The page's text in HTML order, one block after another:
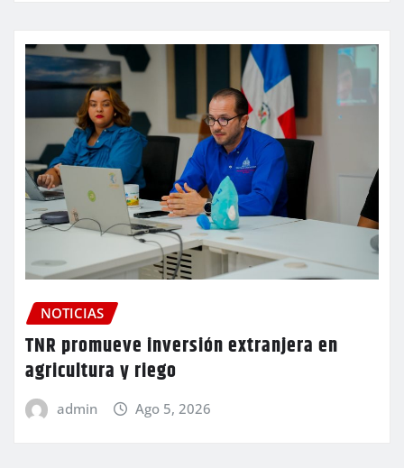
NOTICIAS
TNR promueve inversión extranjera en
agricultura y riego
admin Ago 5, 2026